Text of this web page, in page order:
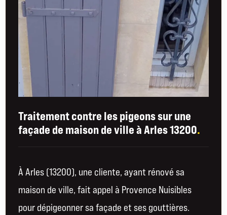
Traitement contre les pigeons sur une
façade de maison de ville à Arles 13200.
À Arles (13200), une cliente, ayant rénové sa
maison de ville, fait appel à Provence Nuisibles
pour dépigeonner sa façade et ses gouttières.